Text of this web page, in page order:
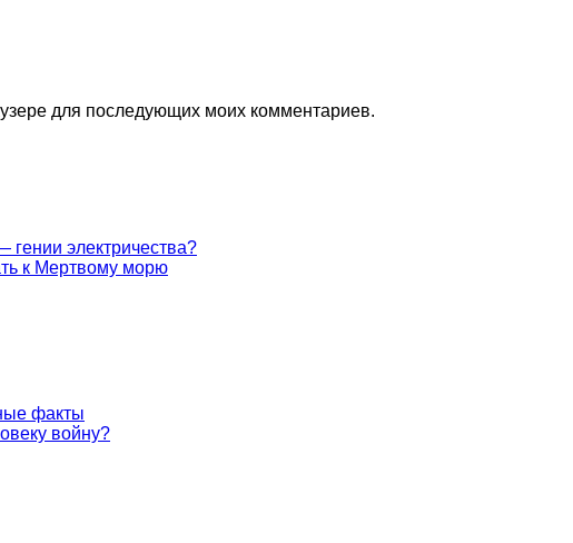
для последующих моих комментариев.
электричества?
к Мертвому морю
факты
войну?